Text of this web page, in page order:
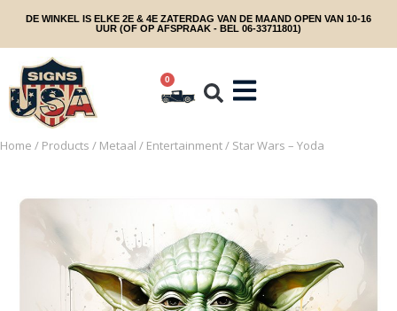
DE WINKEL IS ELKE 2E & 4E ZATERDAG VAN DE MAAND OPEN VAN 10-16
UUR (OF OP AFSPRAAK - BEL 06-33711801)
0
Home / Products / Metaal / Entertainment/ Star Wars – Yoda